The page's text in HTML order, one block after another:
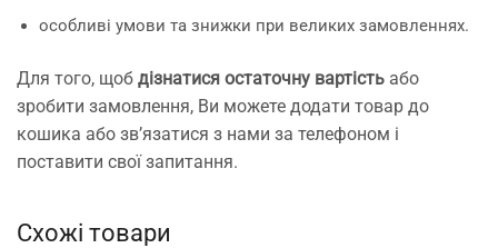
особливі умови та знижки при великих замовленнях.
Для того, щоб дізнатися остаточну вартість або
зробити замовлення, Ви можете додати товар до
кошика або зв’язатися з нами за телефоном і
поставити свої запитання.
Схожі товари